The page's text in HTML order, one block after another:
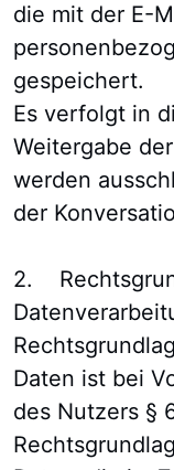
die mit der E-
gespeichert.
Es verfolgt in
Weitergabe
werden
der
2.
Daten ist bei
des Nutzers §